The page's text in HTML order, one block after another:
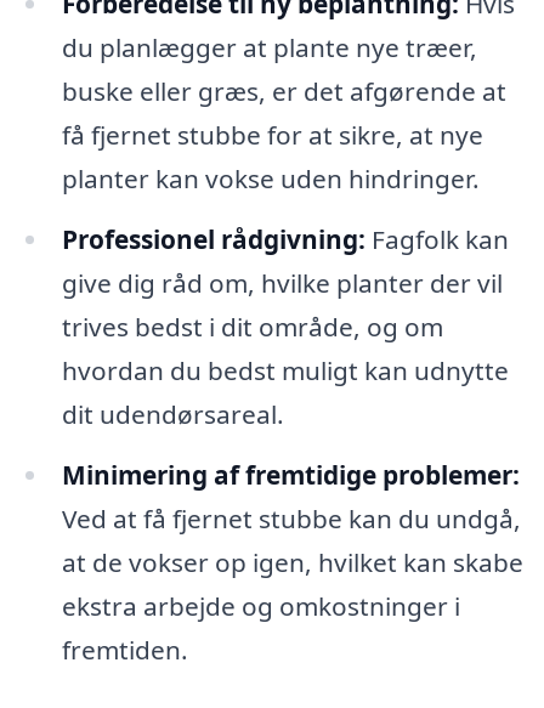
du planlægger at plante nye træer,
buske eller græs, er det afgørende at
få fjernet stubbe for at sikre, at nye
planter kan vokse uden hindringer.
Professionel rådgivning: Fagfolk kan
give dig råd om, hvilke planter der vil
trives bedst i dit område, og om
hvordan du bedst muligt kan udnytte
dit udendørsareal.
Minimering af fremtidige problemer:
Ved at få fjernet stubbe kan du undgå,
at de vokser op igen, hvilket kan skabe
ekstra arbejde og omkostninger i
fremtiden.